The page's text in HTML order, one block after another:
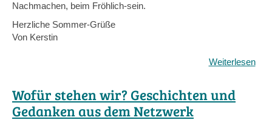
Nachmachen, beim Fröhlich-sein.
Herzliche Sommer-Grüße
Von Kerstin
Weiterlesen
Wofür stehen wir? Geschichten und
Gedanken aus dem Netzwerk